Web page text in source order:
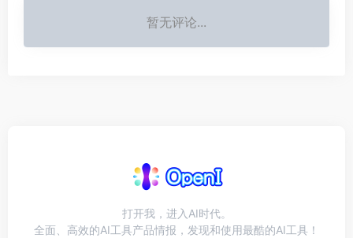
暂无评论...
打开我，进入AI时代。
全面、高效的AI工具产品情报，发现和使用最酷的AI工具！